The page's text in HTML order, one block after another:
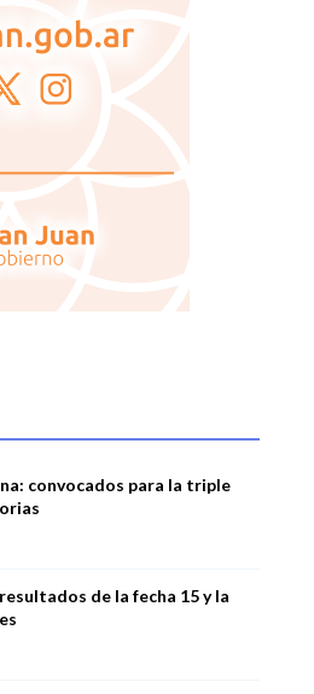
convocados para la triple
de la fecha 15 y la